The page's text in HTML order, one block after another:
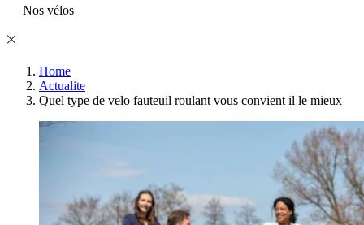
Nos vélos
Home
Actualite
Quel type de velo fauteuil roulant vous convient il le mieux